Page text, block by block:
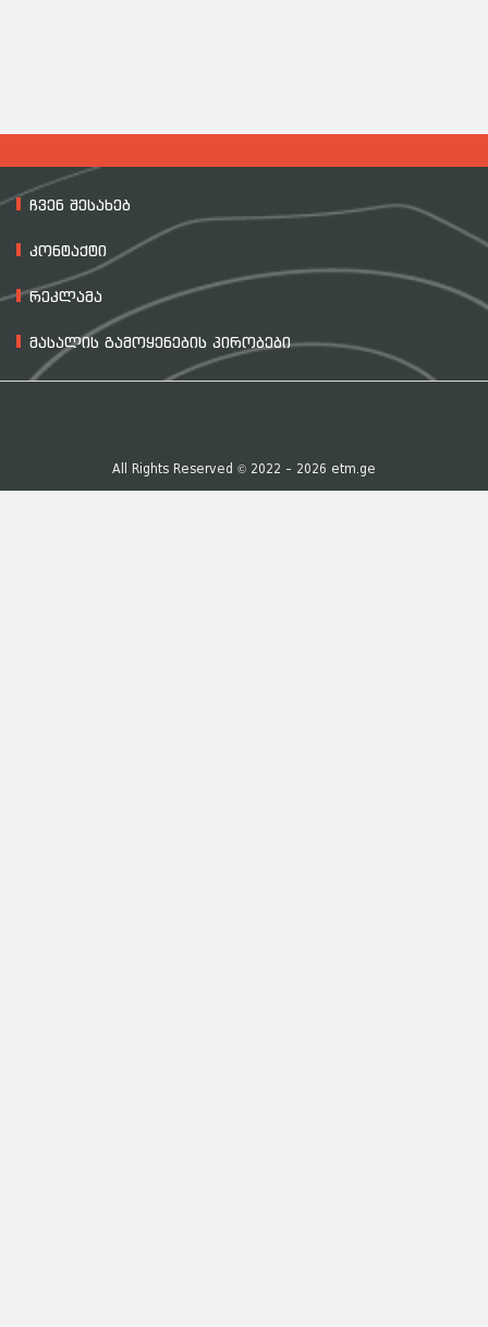
ჩვენ შესახებ
კონტაქტი
რეკლამა
მასალის გამოყენების პირობები
All Rights Reserved © 2022 - 2026 etm.ge